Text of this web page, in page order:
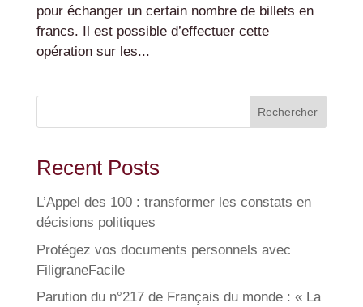
pour échanger un certain nombre de billets en
francs. Il est possible d’effectuer cette
opération sur les...
Rechercher
Recent Posts
L’Appel des 100 : transformer les constats en
décisions politiques
Protégez vos documents personnels avec
FiligraneFacile
Parution du n°217 de Français du monde : « La